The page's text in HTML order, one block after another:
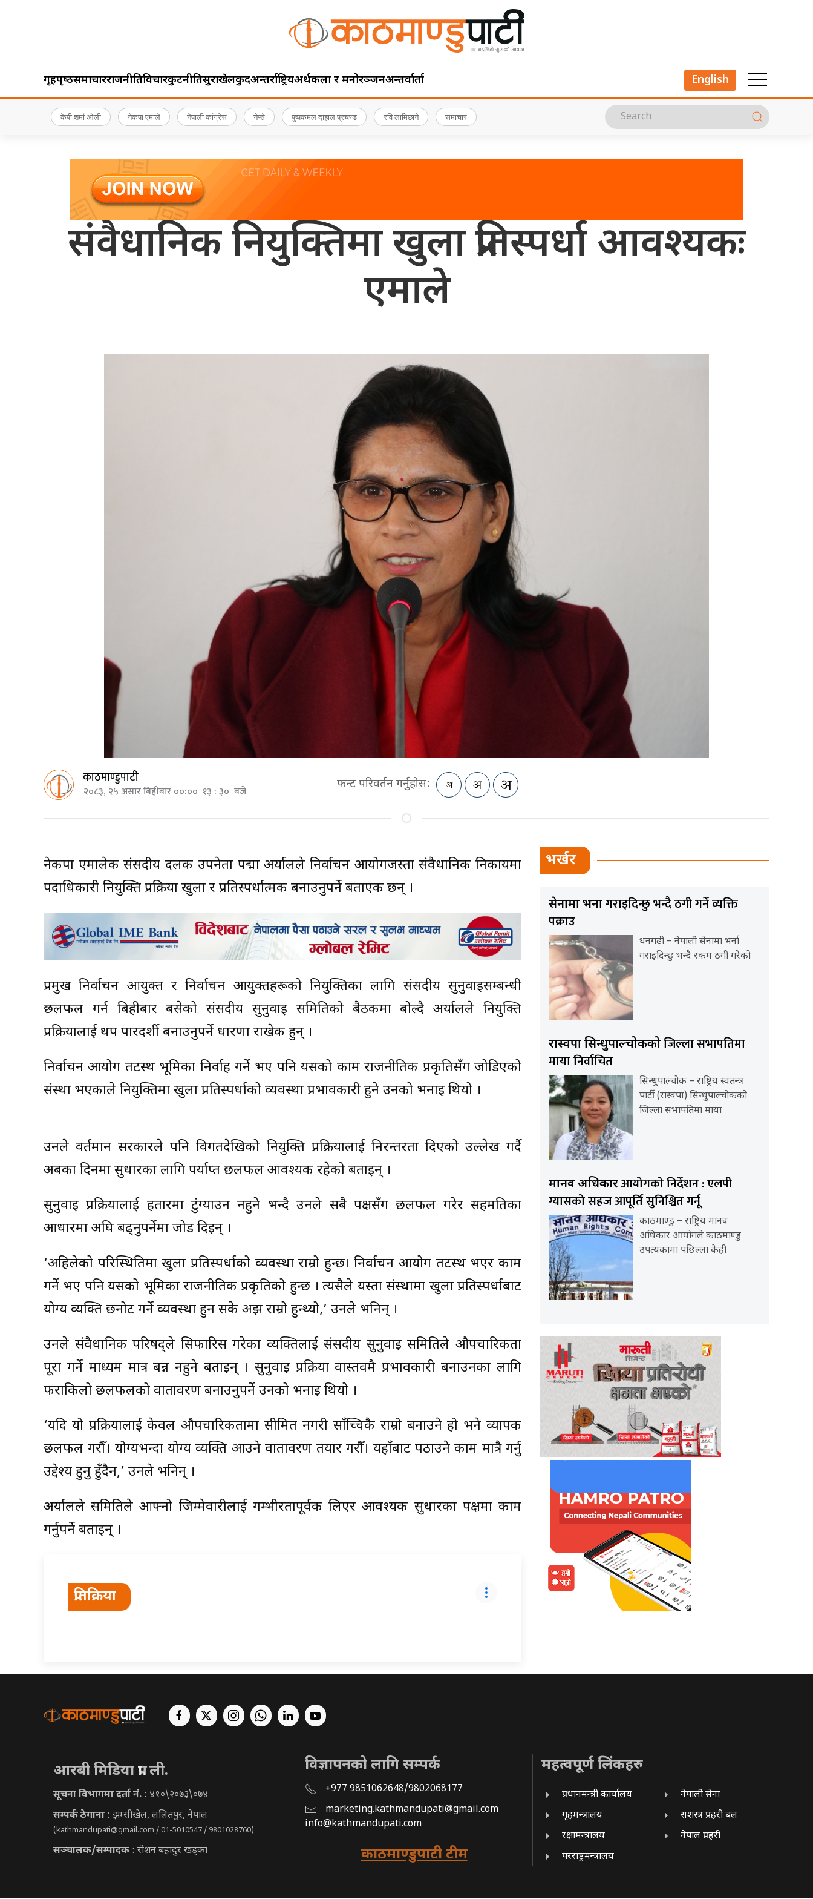
गृहपृष्‍ठसमाचारराजनीतिविचारकुटनीतिसुरक्षाखेलकुदअन्तर्राष्ट्रियअर्थकला र मनोरञ्जनअन्तर्वार्ता English
केपी शर्मा ओली नेकपा एमाले नेपाली कांग्रेस नेप्से पुष्पकमल दाहाल प्रचण्ड रवि लामिछाने समाचार
संवैधानिक नियुक्तिमा खुला प्रतिस्पर्धा आवश्यकः
एमाले
काठमाण्डुपाटी
२०८३, २५ असार बिहीबार ००:०० १३ : ३० बजे फन्ट परिवर्तन गर्नुहोस:
नेकपा एमालेकी संसदीय दलकी उपनेता पद्मा अर्यालले निर्वाचन आयोगजस्ता संवैधानिक निकायमा
पदाधिकारी नियुक्ति प्रक्रिया खुला र प्रतिस्पर्धात्मक बनाउनुपर्ने बताएकी छन् ।
प्रमुख निर्वाचन आयुक्त र निर्वाचन आयुक्तहरूको नियुक्तिका लागि संसदीय सुनुवाइसम्बन्धी
छलफल गर्न बिहीबार बसेको संसदीय सुनुवाइ समितिको बैठकमा बोल्दै अर्यालले नियुक्ति
प्रक्रियालाई थप पारदर्शी बनाउनुपर्ने धारणा राखेकी हुन् ।
निर्वाचन आयोग तटस्थ भूमिका निर्वाह गर्ने भए पनि यसको काम राजनीतिक प्रकृतिसँग जोडिएको
संस्था भएकाले नियुक्तिमा खुला प्रतिस्पर्धाको व्यवस्था प्रभावकारी हुने उनको भनाइ थियो ।
उनले वर्तमान सरकारले पनि विगतदेखिको नियुक्ति प्रक्रियालाई निरन्तरता दिएको उल्लेख गर्दै
अबका दिनमा सुधारका लागि पर्याप्त छलफल आवश्यक रहेको बताइन् ।
सुनुवाइ प्रक्रियालाई हतारमा टुंग्याउन नहुने भन्दै उनले सबै पक्षसँग छलफल गरेर सहमतिका
आधारमा अघि बढ्नुपर्नेमा जोड दिइन् ।
‘अहिलेको परिस्थितिमा खुला प्रतिस्पर्धाको व्यवस्था राम्रो हुन्छ। निर्वाचन आयोग तटस्थ भएर काम
गर्ने भए पनि यसको भूमिका राजनीतिक प्रकृतिको हुन्छ । त्यसैले यस्ता संस्थामा खुला प्रतिस्पर्धाबाट
योग्य व्यक्ति छनोट गर्ने व्यवस्था हुन सके अझ राम्रो हुन्थ्यो,’ उनले भनिन् ।
उनले संवैधानिक परिषद्ले सिफारिस गरेका व्यक्तिलाई संसदीय सुनुवाइ समितिले औपचारिकता
पूरा गर्ने माध्यम मात्र बन्न नहुने बताइन् । सुनुवाइ प्रक्रिया वास्तवमै प्रभावकारी बनाउनका लागि
फराकिलो छलफलको वातावरण बनाउनुपर्ने उनको भनाइ थियो ।
‘यदि यो प्रक्रियालाई केवल औपचारिकतामा सीमित नगरी साँच्चिकै राम्रो बनाउने हो भने व्यापक
छलफल गरौँ। योग्यभन्दा योग्य व्यक्ति आउने वातावरण तयार गरौँ। यहाँबाट पठाउने काम मात्रै गर्नु
उद्देश्य हुनु हुँदैन,’ उनले भनिन् ।
अर्यालले समितिले आफ्नो जिम्मेवारीलाई गम्भीरतापूर्वक लिएर आवश्यक सुधारका पक्षमा काम
गर्नुपर्ने बताइन् ।
प्रतिक्रिया
भर्खर
सेनामा भर्नागराइदिन्छु भन्दै ठगी गर्ने व्यक्ति
पक्राउ
धनगढी – नेपाली सेनामा भर्ना
गराइदिन्छु भन्दै रकम ठगी गरेको
रास्वपा सिन्धुपाल्चोककोजिल्ला सभापतिमा
माया निर्वाचित
सिन्धुपाल्चोक – राष्ट्रिय स्वतन्त्र
पार्टी (रास्वपा) सिन्धुपाल्चोकको
जिल्ला सभापतिमा माया
मानव अधिकारआयोगको निर्देशन : एलपी
ग्यासको सहज आपूर्ति सुनिश्चित गर्नू
काठमाण्डु – राष्ट्रिय मानव
अधिकार आयोगले काठमाण्डु
उपत्यकामा पछिल्ला केही
आरबी मिडिया प्रा. ली.
सूचना विभागमा दर्ता नं. : ४१०\२०७३\०७४
सम्पर्क ठेगाना : झम्सीखेल, ललितपुर, नेपाल
(kathmandupati@gmail.com / 01-5010547 / 9801028760)
सञ्चालक/सम्पादक : रोशन बहादुर खड्का
विज्ञापनको लागि सम्पर्क
+977 9851062648/9802068177
marketing.kathmandupati@gmail.com
info@kathmandupati.com
काठमाण्डुपाटी टीम
महत्वपूर्ण लिंकहरु
प्रधानमन्त्री कार्यालय
गृहमन्त्रालय
रक्षामन्त्रालय
परराष्ट्रमन्त्रालय
नेपाली सेना
सशस्त्र प्रहरी बल
नेपाल प्रहरी